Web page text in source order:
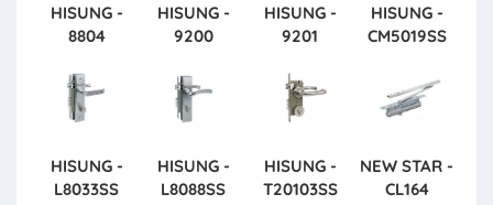
HISUNG -
8804
HISUNG -
9200
HISUNG -
9201
HISUNG -
CM5019SS
HISUNG -
L8033SS
HISUNG -
L8088SS
HISUNG -
T20103SS
NEW STAR -
CL164